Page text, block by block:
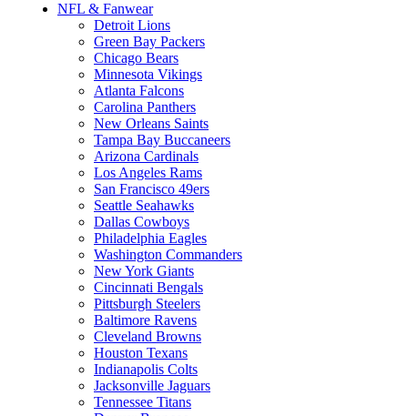
NFL & Fanwear
Detroit Lions
Green Bay Packers
Chicago Bears
Minnesota Vikings
Atlanta Falcons
Carolina Panthers
New Orleans Saints
Tampa Bay Buccaneers
Arizona Cardinals
Los Angeles Rams
San Francisco 49ers
Seattle Seahawks
Dallas Cowboys
Philadelphia Eagles
Washington Commanders
New York Giants
Cincinnati Bengals
Pittsburgh Steelers
Baltimore Ravens
Cleveland Browns
Houston Texans
Indianapolis Colts
Jacksonville Jaguars
Tennessee Titans